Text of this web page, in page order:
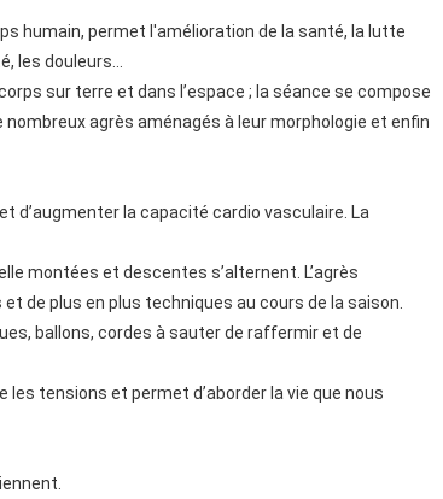
humain, permet l'amélioration de la santé, la lutte
les douleurs…
sur terre et dans l’espace ; la séance se compose
agrès aménagés à leur morphologie et enfin
d’augmenter la capacité cardio vasculaire. La
montées et descentes s’alternent. L’agrès
de plus en plus techniques au cours de la saison.
ballons, cordes à sauter de raffermir et de
les tensions et permet d’aborder la vie que nous